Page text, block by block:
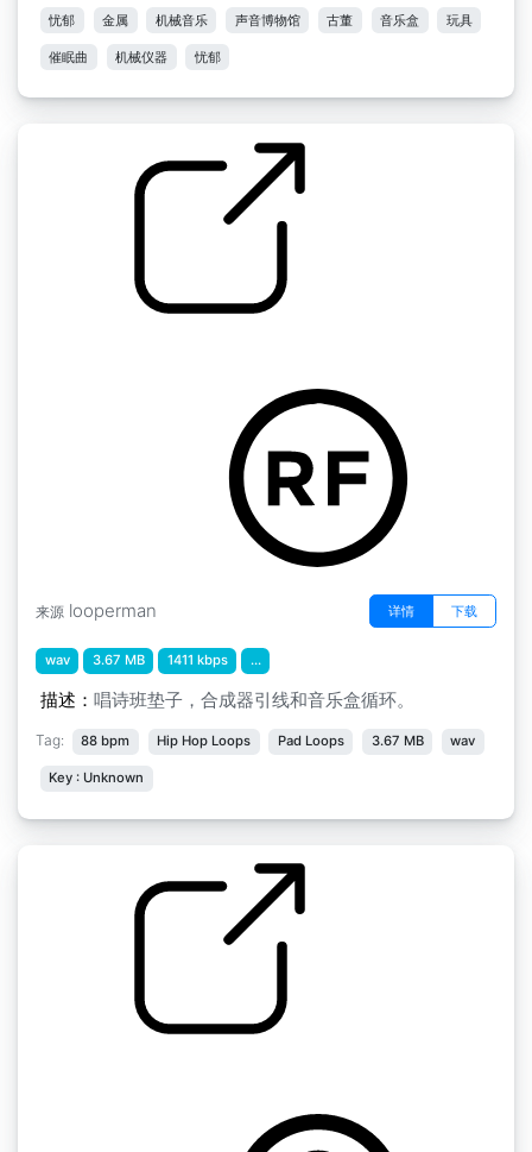
忧郁 金属 机械音乐 声音博物馆 古董 音乐盒 玩具
催眠曲 机械仪器 忧郁
来源 looperman 详情 下载
wav 3.67 MB 1411 kbps ...
描述： 唱诗班垫子，合成器引线和音乐盒循环。
Tag: 88 bpm Hip Hop Loops Pad Loops 3.67 MB wav
Key : Unknown